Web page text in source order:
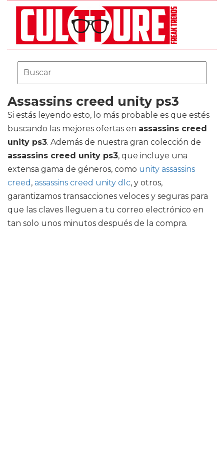
Assassins creed unity ps3
Si estás leyendo esto, lo más probable es que estés
buscando las mejores ofertas en assassins creed
unity ps3. Además de nuestra gran colección de
assassins creed unity ps3, que incluye una
extensa gama de géneros, como unity assassins
creed , assassins creed unity dlc, y otros,
garantizamos transacciones veloces y seguras para
que las claves lleguen a tu correo electrónico en
tan solo unos minutos después de la compra.